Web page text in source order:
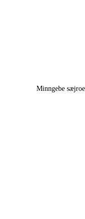
Minngebe sæjroe